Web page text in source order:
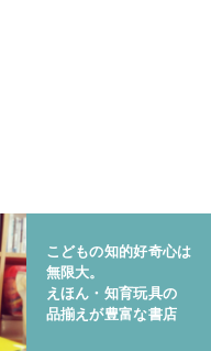
こどもの知的好奇心は
無限大。
えほん・知育玩具の
品揃えが豊富な書店